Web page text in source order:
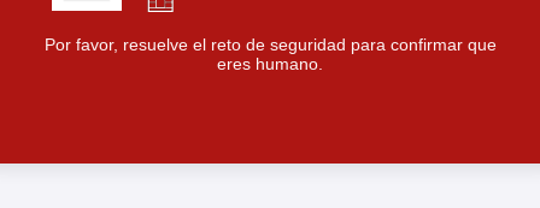
Por favor, resuelve el reto de seguridad para confirmar que
eres humano.